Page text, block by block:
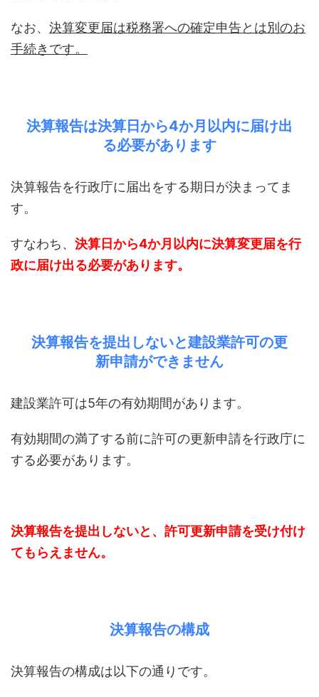
なお、 決算変更届は税務署への確定申告とは別のお
手続きです。
決算報告は決算日から4か月以内に届け出
る必要があります
決算報告を行政庁に届出をする期日が決まってま
す。
すなわち、 決算日から4か月以内に決算変更届を行
政に届け出る必要があります。
決算報告を提出しないと建設業許可の更
新申請ができません
建設業許可は5年の有効期間があります。
有効期間の満了する前に許可の更新申請を行政庁に
する必要があります。
決算報告を提出しないと、許可更新申請を受け付け
てもらえません。
決算報告の構成
決算報告の構成は以下の通りです。